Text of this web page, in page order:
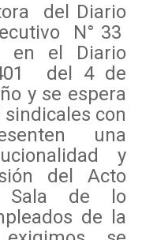
del Diario
N° 33
en el Diario
del 4 de
y se espera
con
una
y
del Acto
de lo
de la